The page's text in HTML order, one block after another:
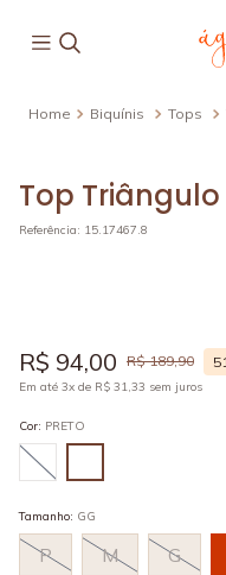
Biquínis Tops
Top Triângulo
Referência: 15.17467.8
R$ 94,00 R$ 189,90
Em até 3x de R$ 31,33 sem juros
Cor: PRETO
Tamanho: GG
P M G